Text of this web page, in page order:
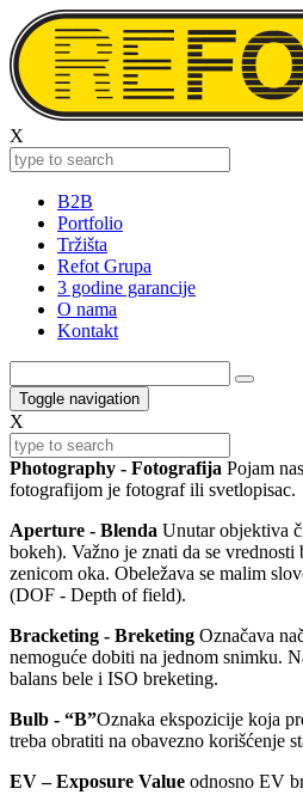
X
B2B
Portfolio
Tržišta
Refot Grupa
3 godine garancije
O nama
Kontakt
Toggle navigation
X
Photography - Fotografija Pojam
fotografijom je fotograf ili svetlopisac.
Aperture - Blenda Unutar objektiva
bokeh). Važno je znati da se
zenicom oka. Obeležava se malim
(DOF - Depth of field).
Bracketing - Breketing Označava
nemoguće dobiti na jednom snimku.
balans bele i ISO breketing.
Bulb - “B”Oznaka ekspozicije koja
treba obratiti na obavezno korišćenje
EV – Exposure Value odnosno EV